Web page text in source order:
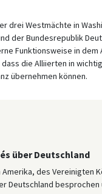
drei Westmächte in
der Bundesrepublik
Funktionsweise in
die Alliierten in
übernehmen können.
über Deutschland
des Vereinigten
Deutschland